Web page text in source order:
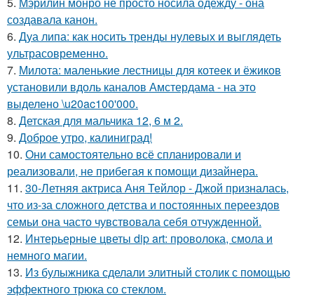
создавала канон.
6. Дуа липа: как носить тренды нулевых и выглядеть
ультрасовременно.
7. Милота: маленькие лестницы для котеек и ёжиков
установили вдоль каналов Амстердама - на это
выделено \u20ac100'000.
8. Детская для мальчика 12, 6 м 2.
9. Доброе утро, калиниград!
10. Они самостоятельно всё спланировали и
реализовали, не прибегая к помощи дизайнера.
11. 30-Летняя актриса Аня Тейлор - Джой призналась,
что из-за сложного детства и постоянных переездов
семьи она часто чувствовала себя отчужденной.
12. Интерьерные цветы dip art: проволока, смола и
немного магии.
13. Из булыжника сделали элитный столик с помощью
эффектного трюка со стеклом.